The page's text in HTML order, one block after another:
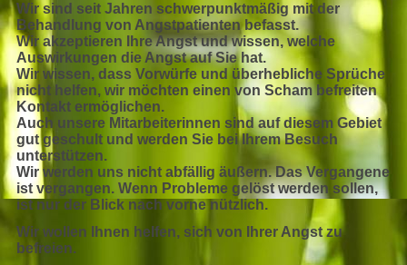
Wir sind seit Jahren schwerpunktmäßig mit der
Behandlung von Angstpatienten befasst.
Wir akzeptieren Ihre Angst und wissen, welche
Auswirkungen die Angst auf Sie hat.
Wir wissen, dass Vorwürfe und überhebliche Sprüche
nicht helfen, wir möchten einen von Scham befreiten
Kontakt ermöglichen.
Auch unsere Mitarbeiterinnen sind auf diesem Gebiet
gut geschult und werden Sie bei Ihrem Besuch
unterstützen.
Wir werden uns nicht abfällig äußern. Das Vergangene
ist vergangen. Wenn Probleme gelöst werden sollen,
ist nur der Blick nach vorne nützlich.
Wir wollen Ihnen helfen, sich von Ihrer Angst zu
befreien.